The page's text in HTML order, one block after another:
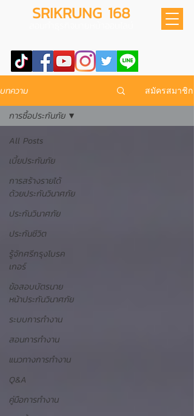
SRIKRUNG 168
บทความ สมัครสมาชิก
All Posts
เบี้ยประกันภัย
การสร้างรายได้
ด้วยประกันวินาศภัย
ประกันวินาศภัย
ประกันชีวิต
รู้จักศรีกรุงโบรค
เกอร์
ข้อสอบบัตรนาย
หน้าประกันวินาศภัย
ระบบการทำงาน
สอนการทำงาน
แนวทางการทำงาน
Q&A
คู่มือการทำงาน
การซื้อประกันภัย